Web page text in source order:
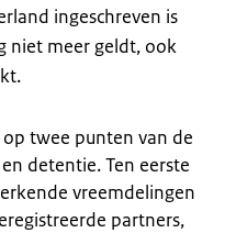
ingeschreven is
niet meer geldt, ook
twee punten van de
detentie. Ten eerste
vreemdelingen
partners,